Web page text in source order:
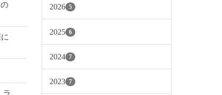
ラ
2026 5
2025 6
2024 7
2023 7